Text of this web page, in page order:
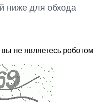
ниже для обхода
не являетесь роботом